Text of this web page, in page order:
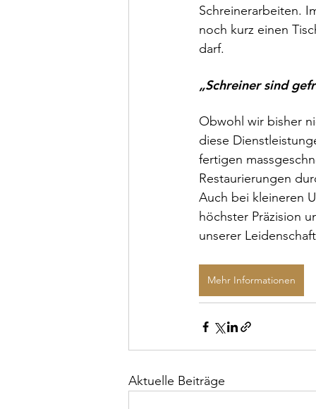
Schreinerarbeiten.
noch kurz einen
darf.
„Schreiner sind
Obwohl wir bisher
diese
fertigen
Restaurierungen
Auch bei kleineren
höchster Präzision
unserer
Mehr Informationen
Aktuelle Beiträge